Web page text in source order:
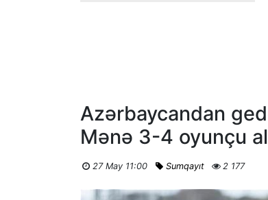
Azərbaycandan
Mənə 3-4 oyunçu
27 May 11:00 Sumqayıt 2 177